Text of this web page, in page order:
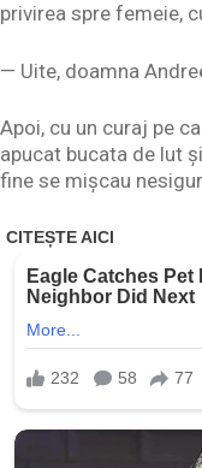
privirea spre femeie,
— Uite, doamna
Apoi, cu un curaj pe
apucat bucata de lut
fine se mișcau